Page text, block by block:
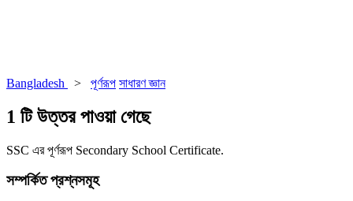
Bangladesh > পূর্ণরূপ সাধারণ জ্ঞান
1 টি উত্তর পাওয়া গেছে
SSC এর পূর্ণরূপ Secondary School Certificate.
সম্পর্কিত প্রশ্নসমূহ